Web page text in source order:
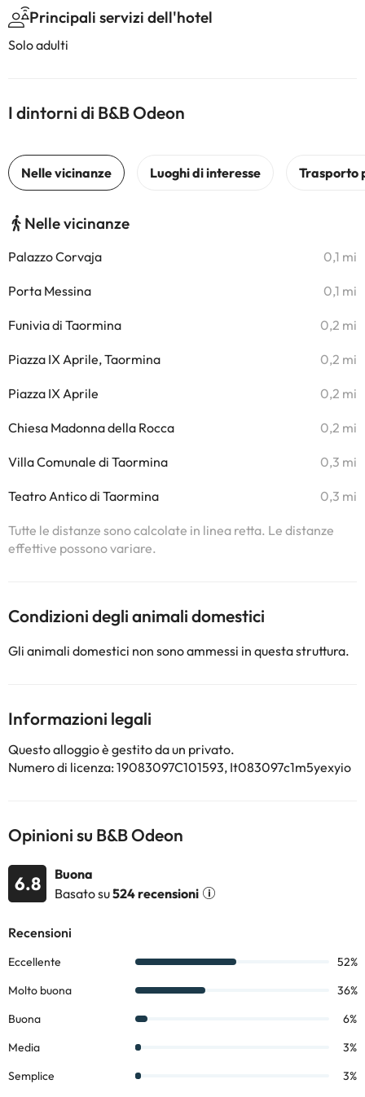
Principali servizi dell'hotel
Solo adulti
I dintorni di B&B Odeon
Nelle vicinanze
Palazzo Corvaja 0,1 mi
Porta Messina 0,1 mi
Funivia di Taormina 0,2 mi
Piazza IX Aprile, Taormina 0,2 mi
Piazza IX Aprile 0,2 mi
Chiesa Madonna della Rocca 0,2 mi
Villa Comunale di Taormina 0,3 mi
Teatro Antico di Taormina 0,3 mi
Tutte le distanze sono calcolate in linea retta. Le distanze
effettive possono variare.
Condizioni degli animali domestici
Gli animali domestici non sono ammessi in questa struttura.
Informazioni legali
Questo alloggio è gestito da un privato.
Numero di licenza: 19083097C101593, It083097c1m5yexyio
Opinioni su B&B Odeon
6.8
Buona
Basato su524 recensioni